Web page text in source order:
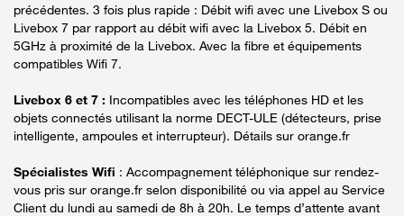
précédentes. 3 fois plus rapide : Débit wifi avec une Livebox S ou
Livebox 7 par rapport au débit wifi avec la Livebox 5. Débit en
5GHz à proximité de la Livebox. Avec la fibre et équipements
compatibles Wifi 7.
Livebox 6 et 7 : Incompatibles avec les téléphones HD et les
objets connectés utilisant la norme DECT-ULE (détecteurs, prise
intelligente, ampoules et interrupteur). Détails sur orange.fr
Spécialistes Wifi : Accompagnement téléphonique sur rendez-
vous pris sur orange.fr selon disponibilité ou via appel au Service
Client du lundi au samedi de 8h à 20h. Le temps d’attente avant